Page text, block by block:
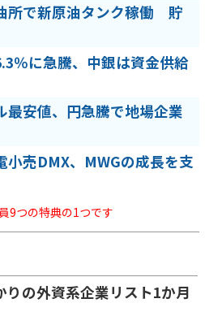
所で新原油タンク稼働 貯
％に急騰、中銀は資金供給
最安値、円急騰で地場企業
小売DMX、MWGの成長を支
9つの特典の1つです
りの外資系企業リスト1か月